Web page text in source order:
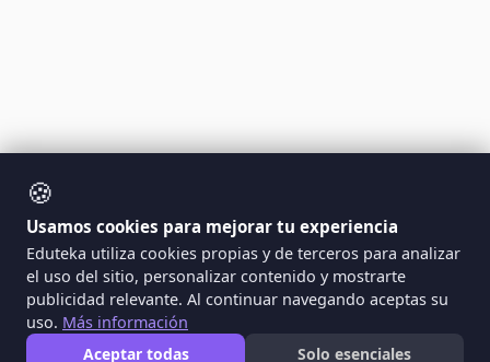
🍪
Usamos cookies para mejorar tu experiencia
Eduteka utiliza cookies propias y de terceros para analizar
el uso del sitio, personalizar contenido y mostrarte
publicidad relevante. Al continuar navegando aceptas su
uso. Más información
Aceptar todas
Solo esenciales